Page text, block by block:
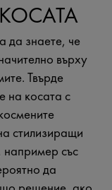
да знаете, че
върху
Твърде
на косата с
стилизиращи
например със
да